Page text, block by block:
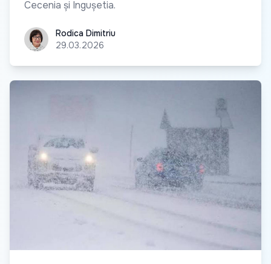
Cecenia și Ingușetia.
Rodica Dimitriu
Rodica Dimitriu
29.03.2026